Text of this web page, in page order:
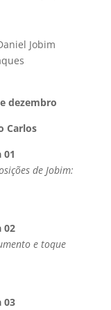
Jobim
dezembro
Carlos
01
de Jobim:
02
e toque
03